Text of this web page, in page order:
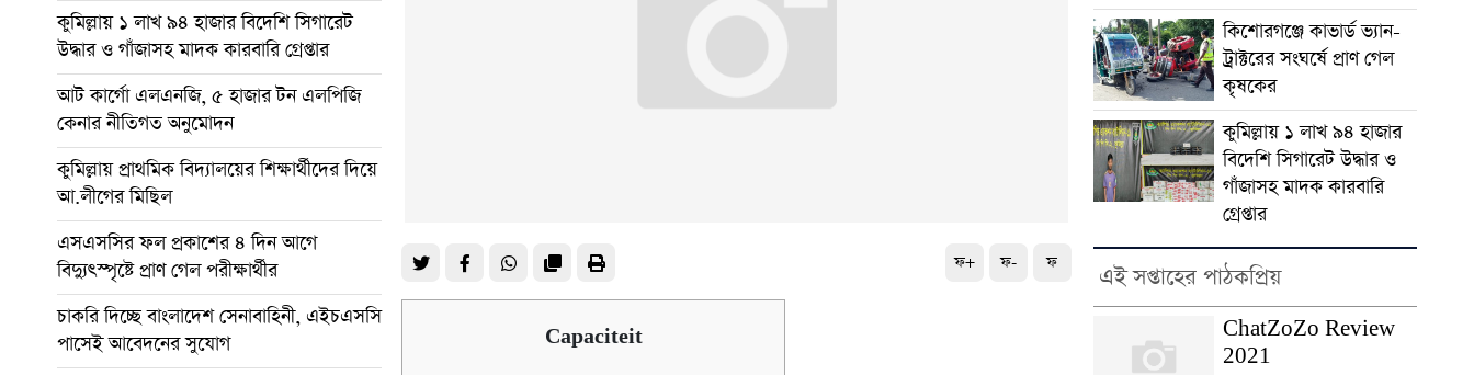
কুমিল্লায় ১ লাখ ৯৪ হাজার বিদেশি সিগারেট
উদ্ধার ও গাঁজাসহ মাদক কারবারি গ্রেপ্তার
আট কার্গো এলএনজি, ৫ হাজার টন এলপিজি
কেনার নীতিগত অনুমোদন
কুমিল্লায় প্রাথমিক বিদ্যালয়ের শিক্ষার্থীদের দিয়ে
আ.লীগের মিছিল
এসএসসির ফল প্রকাশের ৪ দিন আগে
বিদ্যুৎস্পৃষ্টে প্রাণ গেল পরীক্ষার্থীর
চাকরি দিচ্ছে বাংলাদেশ সেনাবাহিনী, এইচএসসি
পাসেই আবেদনের সুযোগ
ফ+ ফ- ফ
Capaciteit
কিশোরগঞ্জে কাভার্ড ভ্যান-
ট্রাক্টরের সংঘর্ষে প্রাণ গেল
কৃষকের
কুমিল্লায় ১ লাখ ৯৪ হাজার
বিদেশি সিগারেট উদ্ধার ও
গাঁজাসহ মাদক কারবারি
গ্রেপ্তার
এই সপ্তাহের পাঠকপ্রিয়
ChatZoZo Review
2021